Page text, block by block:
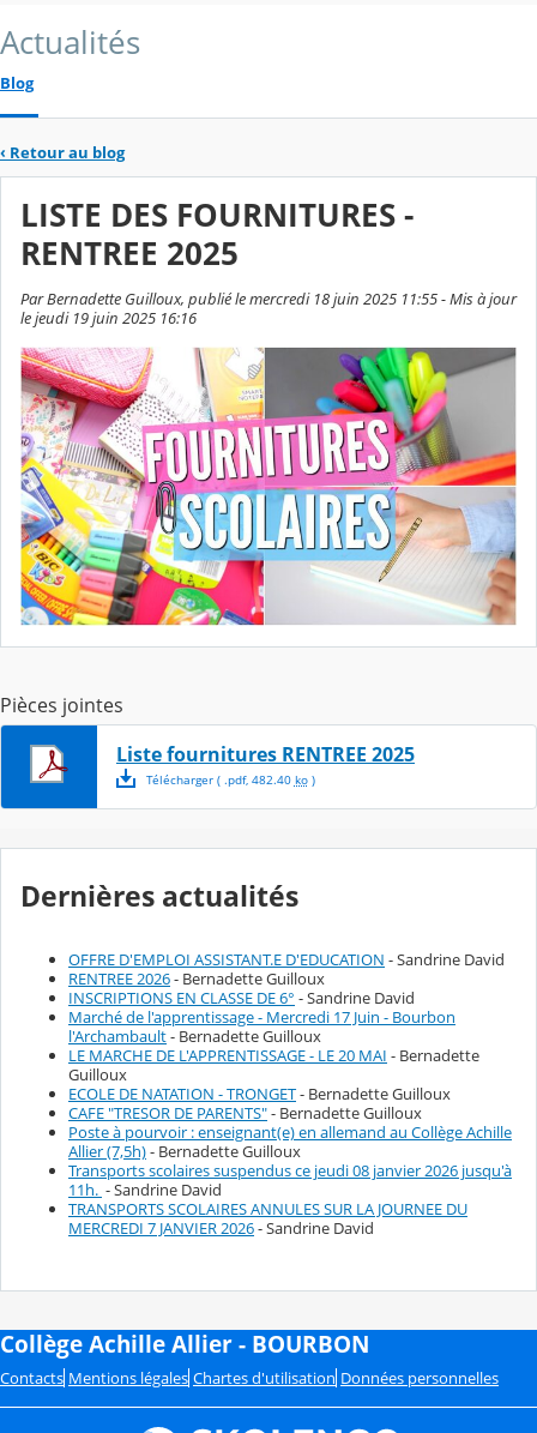
Actualités
Blog
‹ Retour au blog
LISTE DES FOURNITURES -
RENTREE 2025
Par Bernadette Guilloux, publié le mercredi 18 juin 2025 11:55 - Mis à jour
le jeudi 19 juin 2025 16:16
Pièces jointes
Liste fournitures RENTREE 2025
Télécharger( .pdf, 482.40 ko)
Dernières actualités
OFFRE D'EMPLOI ASSISTANT.E D'EDUCATION - Sandrine David
RENTREE 2026- Bernadette Guilloux
INSCRIPTIONS EN CLASSE DE 6° - Sandrine David
Marché de l'apprentissage - Mercredi 17 Juin - Bourbon
l'Archambault- Bernadette Guilloux
LE MARCHE DE L'APPRENTISSAGE - LE 20 MAI - Bernadette
Guilloux
ECOLE DE NATATION - TRONGET- Bernadette Guilloux
CAFE "TRESOR DE PARENTS"- Bernadette Guilloux
Poste à pourvoir : enseignant(e) en allemand au Collège Achille
Allier (7,5h)- Bernadette Guilloux
Transports scolaires suspendus ce jeudi 08 janvier 2026 jusqu'à
11h. - Sandrine David
TRANSPORTS SCOLAIRES ANNULES SUR LA JOURNEE DU
MERCREDI 7 JANVIER 2026- Sandrine David
Collège Achille Allier - BOURBON
Contacts Mentions légales Chartes d'utilisation Données personnelles